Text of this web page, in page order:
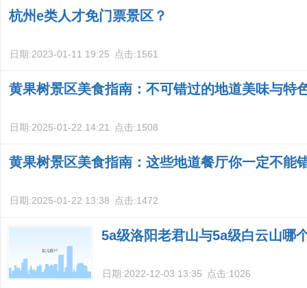
杭州e类人才免门票景区？
日期:2023-01-11 19:25 点击:1561
黄果树景区美食指南：不可错过的地道美味与特
日期:2025-01-22 14:21 点击:1508
黄果树景区美食指南：这些地道餐厅你一定不能
日期:2025-01-22 13:38 点击:1472
5a级洛阳老君山与5a级白云山哪
日期:2022-12-03 13:35 点击:1026